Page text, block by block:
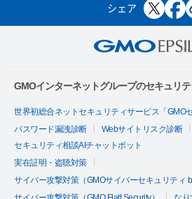
シェア
GMOインターネットグループのセキュリ
世界初総合ネットセキュリティサービス「GMO
パスワード漏洩診断
Webサイトリスク診断
セキュリティ相談AIチャットボット
実在証明・盗聴対策
サイバー攻撃対策（GMOサイバーセキュリティ